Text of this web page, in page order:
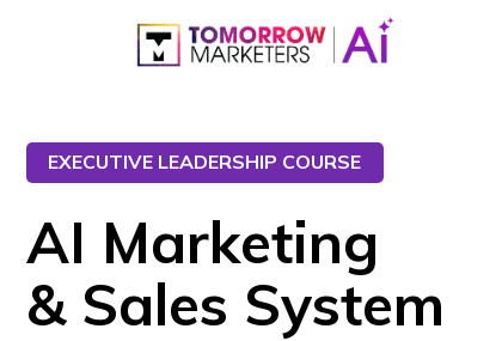
AI Marketing
& Sales System
EXECUTIVE LEADERSHIP COURSE